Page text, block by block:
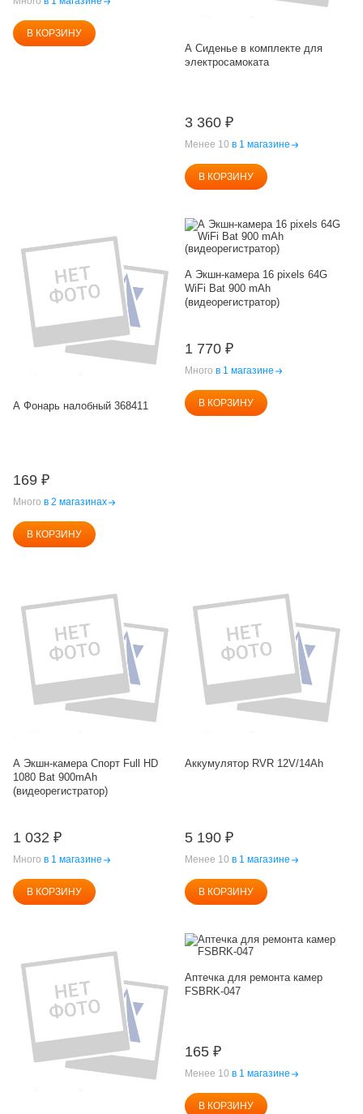
В КОРЗИНУ
А Сиденье в комплекте для
электросамоката
3 360 ₽
Менее 10 в 1 магазине
В КОРЗИНУ
А Фонарь налобный 368411
169 ₽
Много в 2 магазинах
В КОРЗИНУ
А Экшн-камера 16 pixels 64G
WiFi Bat 900 mAh
(видеорегистратор)
1 770 ₽
Много в 1 магазине
В КОРЗИНУ
А Экшн-камера Спорт Full HD
1080 Bat 900mAh
(видеорегистратор)
1 032 ₽
Много в 1 магазине
В КОРЗИНУ
Аккумулятор RVR 12V/14Ah
5 190 ₽
Менее 10 в 1 магазине
В КОРЗИНУ
Аптечка для ремонта камер
FSBRK-047
165 ₽
Менее 10 в 1 магазине
В КОРЗИНУ